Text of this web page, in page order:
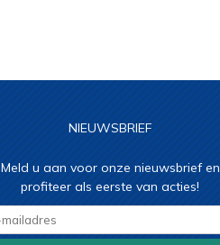
NIEUWSBRIEF
Meld u aan voor onze nieuwsbrief en
profiteer als eerste van acties!